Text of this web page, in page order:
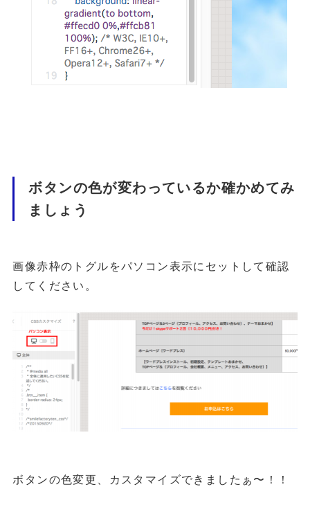
ボタンの色が変わっているか確かめてみ
ましょう
画像赤枠のトグルをパソコン表示にセットして確認
してください。
ボタンの色変更、カスタマイズできましたぁ〜！！